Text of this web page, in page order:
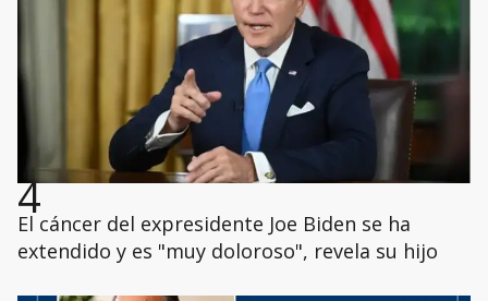
4
El cáncer del expresidente Joe Biden se ha
extendido y es "muy doloroso", revela su hijo